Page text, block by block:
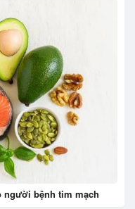
bệnh tim mạch